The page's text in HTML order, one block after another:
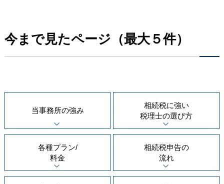
今まで見たページ（最大５件）
当事務所の強み
相続税に強い
税理士の選び方
各種プラン/
料金
相続税申告の
流れ